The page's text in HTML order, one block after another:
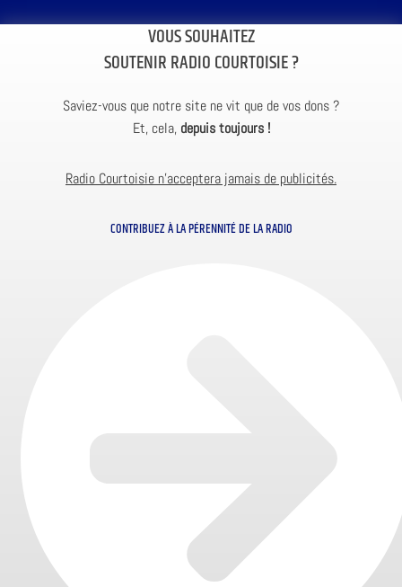
VOUS SOUHAITEZ
SOUTENIR RADIO COURTOISIE ?
Saviez-vous que notre site ne vit que de vos dons ?
Et, cela, depuis toujours !
Radio Courtoisie n’acceptera jamais de publicités.
CONTRIBUEZ À LA PÉRENNITÉ DE LA RADIO